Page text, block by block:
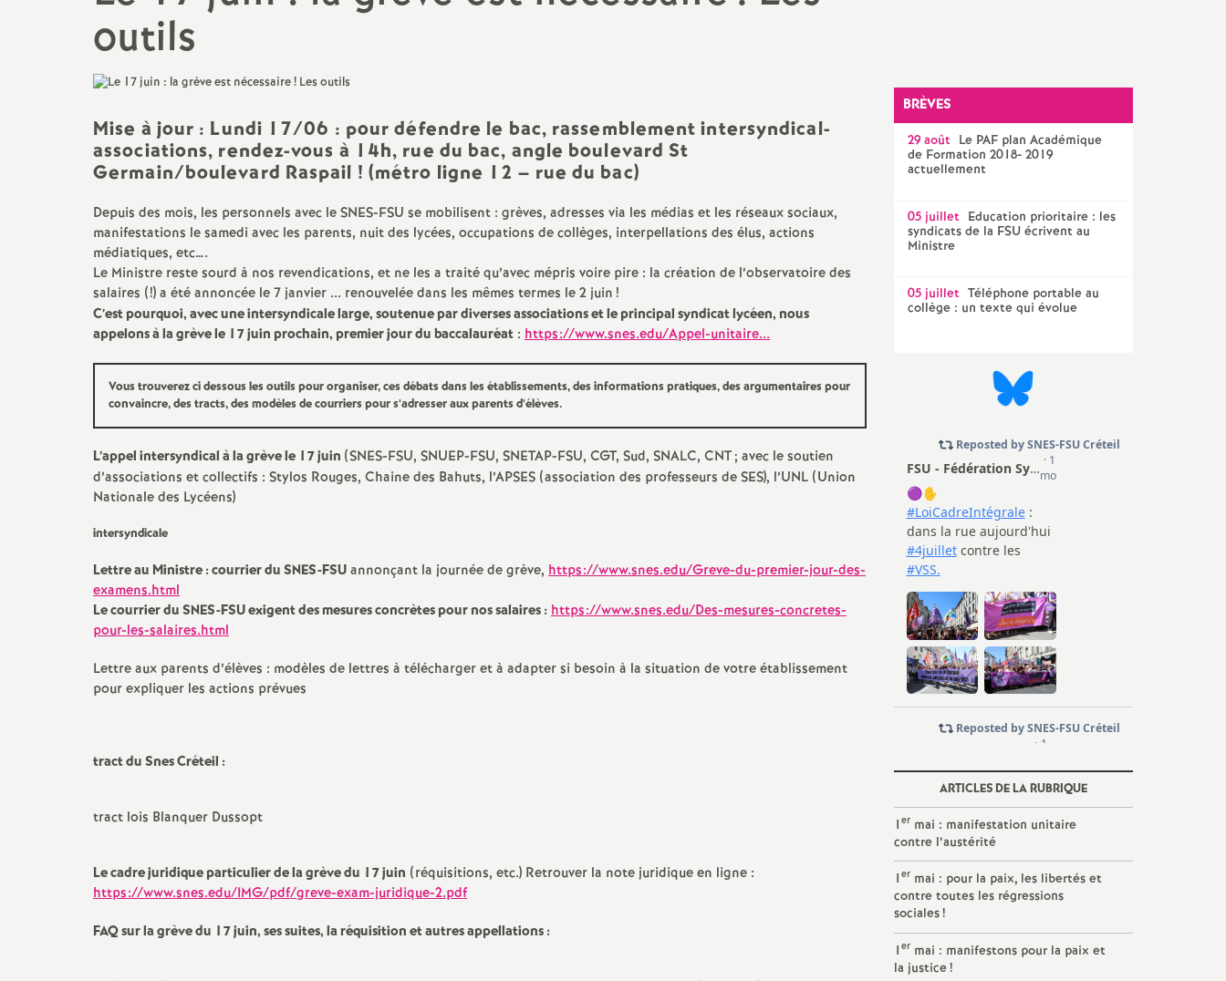
N
t
i
o
n
a
l
d
e
s
n
s
e
m
e
PsyEN-EDOetDCIO
Assistants d’éducation
AESH
promotions et évaluation
partiels
rémunérations
action sociale
GroupeLGBTQIA+
élections professionnelles
outils
Mise à jour : Lundi 17/06 : pour défendre le bac, rassemblement intersyndical-
associations, rendez-vous à 14h, rue du bac, angle boulevard St
Germain/boulevard Raspail ! (métro ligne 12 – rue du bac)
Depuis des mois, les personnels avec leSNES-FSU se mobilisent : grèves, adresses via les médias et les réseaux sociaux,
manifestations le samedi avec les parents, nuit des lycées, occupations de collèges, interpellations des élus, actions
médiatiques, etc….
Le Ministre reste sourd à nos revendications, et ne les a traité qu’avec mépris voire pire : la création de l’observatoire des
salaires (!) a été annoncée le 7 janvier ... renouvelée dans les mêmes termes le 2 juin !
C’est pourquoi, avec une intersyndicale large, soutenue par diverses associations et le principal syndicat lycéen, nous
appelons à la grève le 17 juin prochain, premier jour du baccalauréat : https://www.snes.edu/Appel-unitaire...
Vous trouverez ci dessous les outils pour organiser, ces débats dans les établissements, des informations pratiques, des argumentaires pour
convaincre, des tracts, des modèles de courriers pour s’adresser aux parents d’élèves.
L’appel intersyndical à la grève le 17 juin (SNES-FSU, SNUEP-FSU, SNETAP-FSU, CGT, Sud, SNALC, CNT; avec le soutien
d’associations et collectifs : Stylos Rouges, Chaine des Bahuts, l’APSES (association des professeurs deSES), l’UNL (Union
Nationale des Lycéens)
intersyndicale
Lettre au Ministre : courrier duSNES-FSUannonçant la journée de grève, https://www.snes.edu/Greve-du-premier-jour-des-
examens.html
Le courrier duSNES-FSUexigent des mesures concrètes pour nos salaires :https://www.snes.edu/Des-mesures-concretes-
pour-les-salaires.html
Lettre aux parents d’élèves : modèles de lettres à télécharger et à adapter si besoin à la situation de votre établissement
pour expliquer les actions prévues
tract du Snes Créteil :
tract lois Blanquer Dussopt
Le cadre juridique particulier de la grève du 17 juin (réquisitions, etc.) Retrouver la note juridique en ligne :
https://www.snes.edu/IMG/pdf/greve-exam-juridique-2.pdf
FAQsur la grève du 17 juin, ses suites, la réquisition et autres appellations :
BRÈVES
29 août Le PAFplan Académique
de Formation 2018- 2019
actuellement
05 juillet Education prioritaire : les
syndicats de la FSUécrivent au
Ministre
05 juillet Téléphone portable au
collège : un texte qui évolue
ARTICLES DE LA RUBRIQUE
1ermai : manifestation unitaire
contre l’austérité
1ermai : pour la paix, les libertés et
contre toutes les régressions
sociales!
1ermai : manifestons pour la paix et
la justice!